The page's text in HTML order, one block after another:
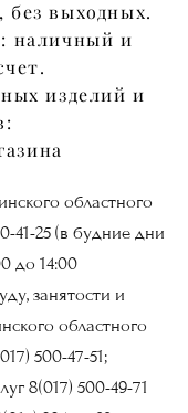
без выходных.
наличный и
изделий и
областного
41-25 (в будние дни
до 14:00
занятости и
областного
500-47-51;
8(017) 500-49-71